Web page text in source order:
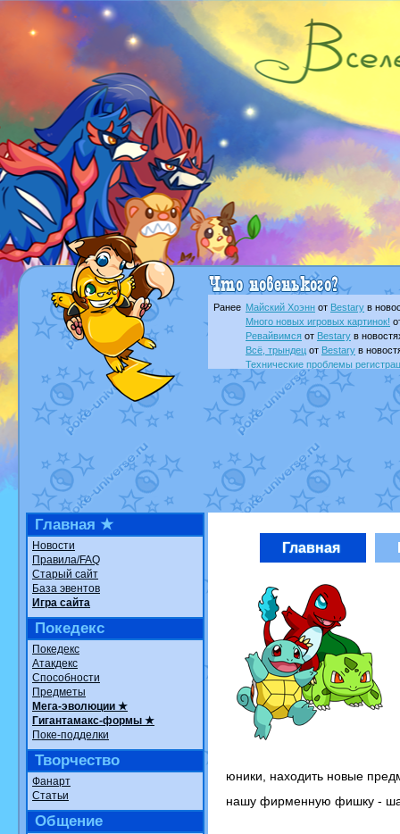
Ранее Майский Хоэнн от Bestary в
Много новых игровых картинок!
Ревайвимся от Bestary в
Всё, трындец от Bestary в
Технические проблемы
доброе утро славянеот
в
Йолда и Мимикьюот
Недовольный котомангуст
от
The Dark Wishmaker от
Randomon
ilovearceus
Raging Boltот GraceDaFox
в
Shadow mismagiusот
в
художник
отvicavica в фанарте.
Главная ★
Новости
Правила/FAQ
Старый сайт
База эвентов
Игра сайта
Покедекс
Покедекс
Атакдекс
Способности
Предметы
Мега-эволюции ★
Гигантамакс-формы ★
Поке-подделки
Творчество
Фанарт
Статьи
Общение
Главная
юники, находить новые
нашу фирменную фишку -